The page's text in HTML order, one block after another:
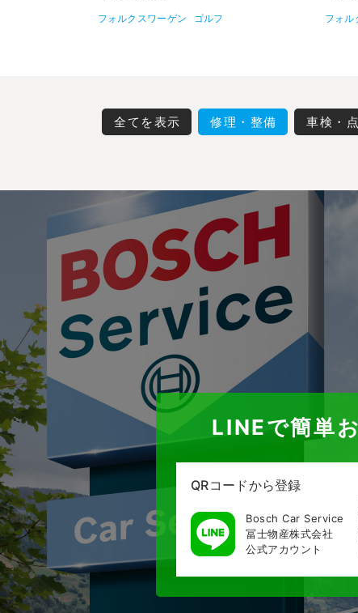
フォルクスワーゲン ゴルフ フォル
全てを表示 修理・整備 車検・
LINEで簡単
QRコードから登録
Bosch Car Service
冨士物産株式会社
公式アカウント